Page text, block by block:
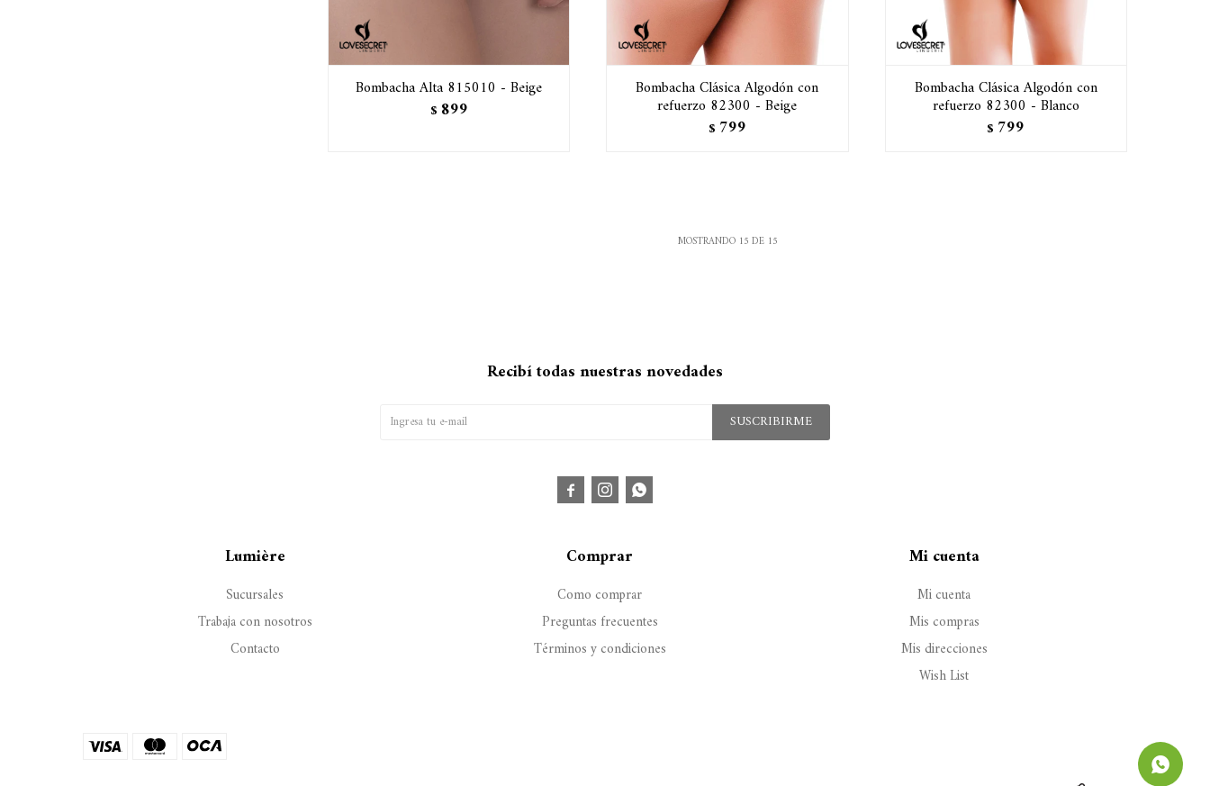
Bombacha Alta 815010 - Beige
$ 899
Bombacha Clásica Algodón con
refuerzo 82300 - Beige
$ 799
Bombacha Clásica Algodón con
refuerzo 82300 - Blanco
$ 799
MOSTRANDO 15 DE 15
Lumière
Sucursales
Trabaja con nosotros
Contacto
Comprar
Como comprar
Preguntas frecuentes
Términos y condiciones
Mi cuenta
Mi cuenta
Mis compras
Mis direcciones
Wish List
Recibí todas nuestras novedades
SUSCRIBIRME
  